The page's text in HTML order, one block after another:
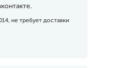
не требует доставки